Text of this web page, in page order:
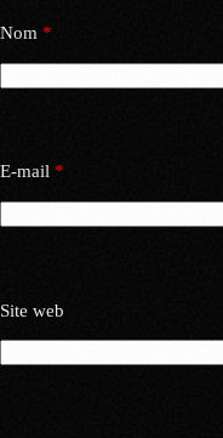
Nom *
E-mail *
Site web